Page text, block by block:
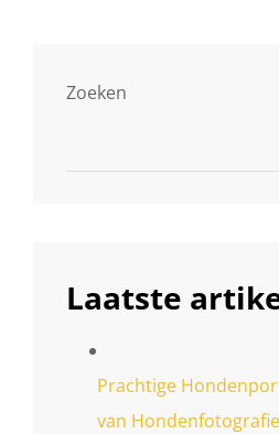
Zoeken
Laatste
Prachtige
van Hondenfotografie